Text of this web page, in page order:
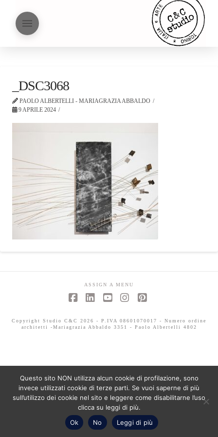
_DSC3068
PAOLO ALBERTELLI - MARIAGRAZIA ABBALDO
9 APRILE 2024
ASSIGN A MENU
Copyright Studio C&C 2026 - P.IVA 08601070017 - Numero ordine
architetti -Mariagrazia Abbaldo 3351 - Paolo Albertelli 4802
Questo sito NON utilizza alcun cookie di profilazione, sono
invece utilizzati cookie di terze parti. Se vuoi saperne di più
sull’utilizzo dei cookie nel sito e leggere come disabilitarne l’uso
clicca su leggi di più.
Ok
No Leggi di più